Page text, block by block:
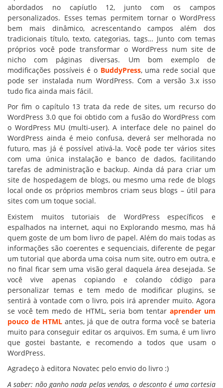
abordados no capíutlo 12, junto com os campos
personalizados. Esses temas permitem tornar o WordPress
bem mais dinâmico, acrescentando campos além dos
tradicionais título, texto, categorias, tags… Junto com temas
próprios você pode transformar o WordPress num site de
nicho com páginas diversas. Um bom exemplo de
modificações possíveis é o BuddyPress, uma rede social que
pode ser instalada num WordPress. Com a versão 3.x isso
tudo fica ainda mais fácil.
Por fim o capítulo 13 trata da rede de sites, um recurso do
WordPress 3.0 que foi obtido com a fusão do WordPress com
o WordPress MU (multi-user). A interface dele no painel do
WordPress ainda é meio confusa, deverá ser melhorada no
futuro, mas já é possível ativá-la. Você pode ter vários sites
com uma única instalação e banco de dados, facilitando
tarefas de administração e backup. Ainda dá para criar um
site de hospedagem de blogs, ou mesmo uma rede de blogs
local onde os próprios membros criam seus blogs – útil para
sites com um toque social.
Existem muitos tutoriais de WordPress específicos e
espalhados na internet, aqui no Explorando mesmo, mas há
quem goste de um bom livro de papel. Além do mais todas as
informações são coerentes e sequenciais, diferente de pegar
um tutorial que aborda uma coisa num site, outro em outra, e
no final ficar sem uma visão geral daquela área desejada. Se
você vive apenas copiando e colando código para
personalizar temas e tem medo de modificar plugins, se
sentirá à vontade com o livro, pois irá aprender muito. Agora
se você tem medo de HTML, seria bom tentar aprender um
pouco de HTMLantes, já que de outra forma você se bateria
muito para conseguir editar os arquivos. Em suma, é um livro
que gostei bastante, e recomendo a todos que usam o
WordPress.
Agradeço à editora Novatec pelo envio do livro :)
A saber: não ganho nada pelas vendas, o desconto é uma cortesia